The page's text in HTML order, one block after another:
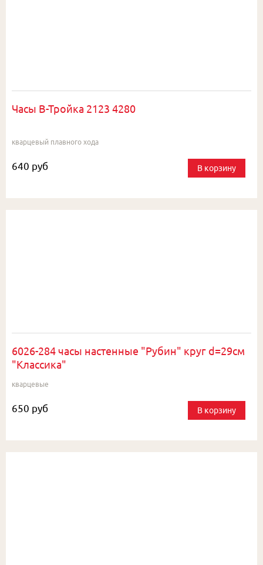
Часы В-Тройка 2123 4280
кварцевый плавного хода
640 руб В корзину
6026-284 часы настенные "Рубин" круг d=29см
"Классика"
кварцевые
650 руб В корзину